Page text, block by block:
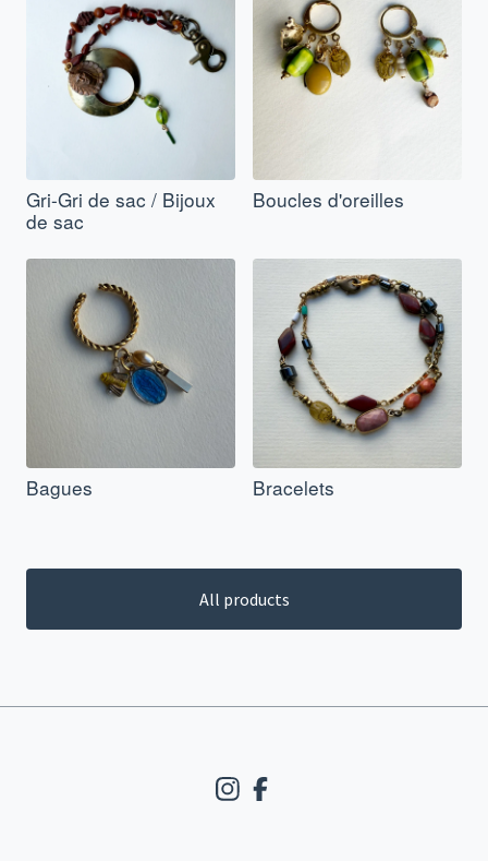
Gri-Gri de sac / Bijoux
de sac
Boucles d'oreilles
Bagues Bracelets
All products